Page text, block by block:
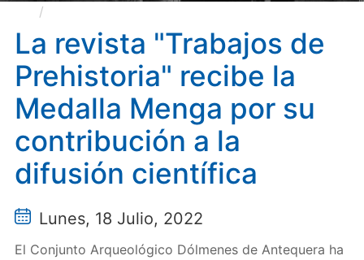
Medalla Menga por su contribución a la difusión
científica
La revista "Trabajos de
Prehistoria" recibe la
Medalla Menga por su
contribución a la
difusión científica
Lunes, 18 Julio, 2022
El Conjunto Arqueológico Dólmenes de Antequera ha